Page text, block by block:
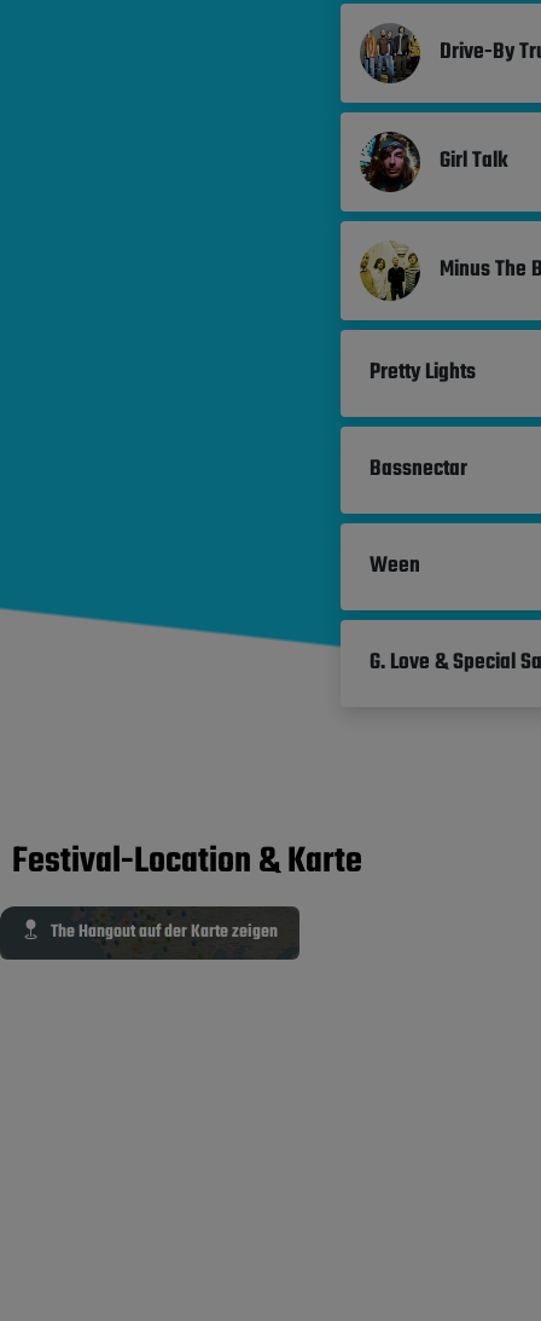
Drive-By
Girl Talk
Minus The
Pretty Lights
Bassnectar
Ween
G. Love & Special
Festival-Location & Karte
The Hangout auf der Karte zeigen